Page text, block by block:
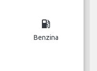
local_gas_station
Benzina